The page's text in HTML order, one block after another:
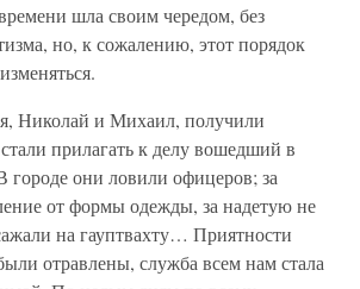
шла своим чередом, без
но, к сожалению, этот порядок
Николай и Михаил, получили
прилагать к делу вошедший в
городе они ловили офицеров; за
от формы одежды, за надетую не
на гауптвахту… Приятности
отравлены, служба всем нам стала